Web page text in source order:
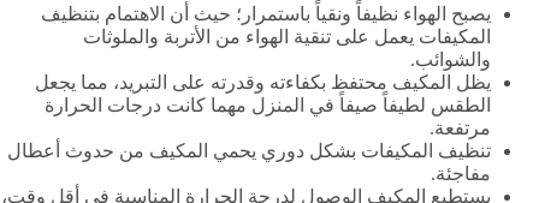
يصبح الهواء نظيفاً ونقياً باستمرار؛ حيث أن الاهتمام بتنظيف
المكيفات يعمل على تنقية الهواء من الأتربة والملوثات
والشوائب.
يظل المكيف محتفظ بكفاءته وقدرته على التبريد، مما يجعل
الطقس لطيفاً صيفاً في المنزل مهما كانت درجات الحرارة
مرتفعة.
تنظيف المكيفات بشكل دوري يحمي المكيف من حدوث أعطال
مفاجئة.
يستطيع المكيف الوصول لدرجة الحرارة المناسبة في أقل وقت،